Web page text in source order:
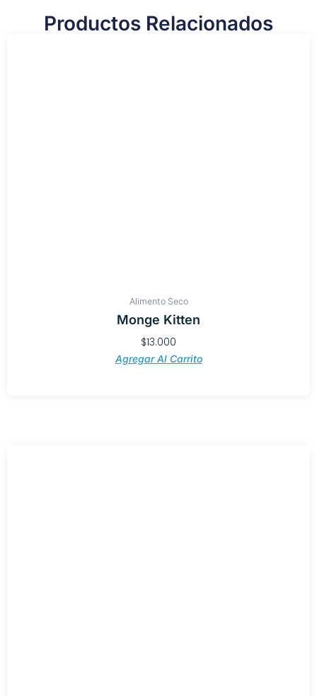
Productos Relacionados
Alimento Seco
Monge Kitten
$13.000
Agregar Al Carrito